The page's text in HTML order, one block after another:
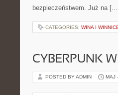
bezpieczeństwem. Już na
CATEGORIES: WINA I
CYBERPUNK
POSTED BY ADMIN MAJ